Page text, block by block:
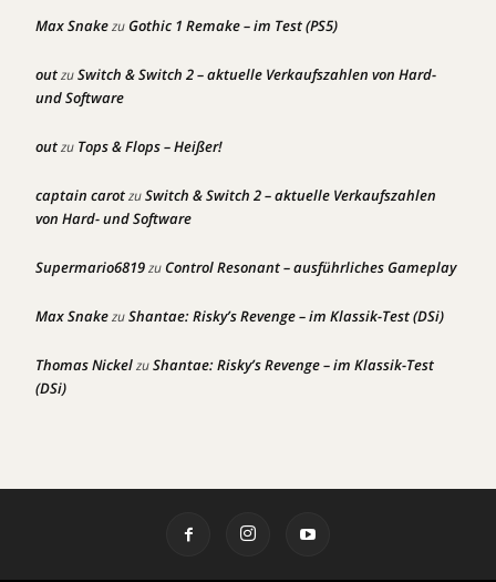
Max SnakezuGothic 1 Remake – im Test (PS5)
outzuSwitch & Switch 2 – aktuelle Verkaufszahlen von Hard-
und Software
outzu Tops & Flops – Heißer!
captain carotzuSwitch & Switch 2 – aktuelle Verkaufszahlen
von Hard- und Software
Supermario6819zuControl Resonant – ausführliches Gameplay
Max SnakezuShantae: Risky’s Revenge – im Klassik-Test (DSi)
Thomas NickelzuShantae: Risky’s Revenge – im Klassik-Test
(DSi)